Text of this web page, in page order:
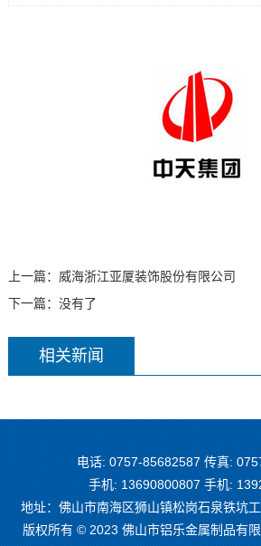
上一篇： 威海浙江亚厦装饰股份有限公司
下一篇：没有了
相关新闻
电话: 0757-85682587 传真:
手机: 13690800807 手机:
地址：佛山市南海区狮山镇松岗石泉铁坑
版权所有 © 2023 佛山市铝乐金属制品有